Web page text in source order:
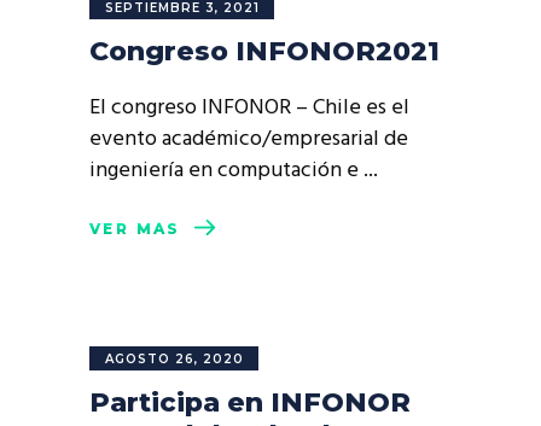
SEPTIEMBRE 3, 2021
Congreso INFONOR2021
El congreso INFONOR – Chile es el
evento académico/empresarial de
ingeniería en computación e
VER MÁS
AGOSTO 26, 2020
Participa en INFONOR